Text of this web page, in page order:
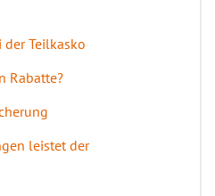
Teilkasko
Rabatte?
leistet der